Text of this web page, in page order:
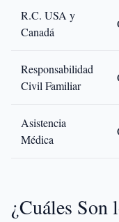
R.C. USA y
Canadá
Responsabilidad
Civil Familiar
Asistencia
Médica
¿Cuáles Son